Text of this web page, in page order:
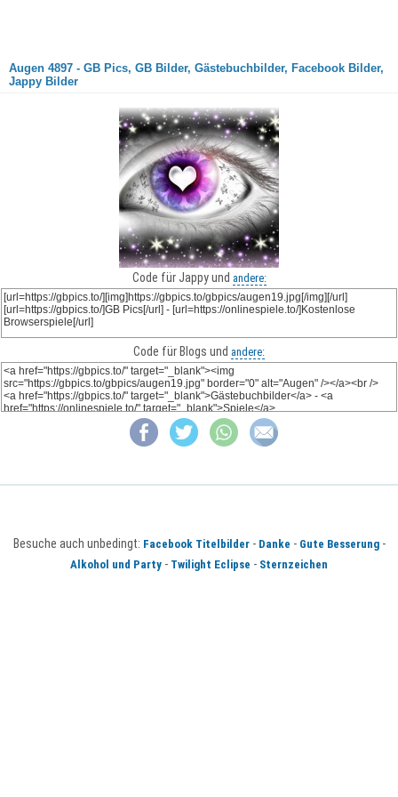
Augen 4897 - GB Pics, GB Bilder, Gästebuchbilder, Facebook Bilder,
Jappy Bilder
Code für Jappy und andere:
Code für Blogs und andere:
Besuche auch unbedingt: Facebook Titelbilder- Danke - Gute Besserung-
Alkohol und Party - Twilight Eclipse - Sternzeichen